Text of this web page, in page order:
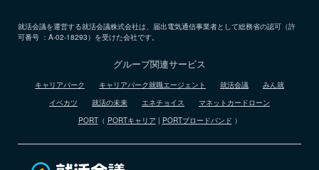
就活会議を運営する就活会議株式会社は、届出電気通信事業者として総務省の認可（許
可番号 ：A-02-18293）を受けた会社です。